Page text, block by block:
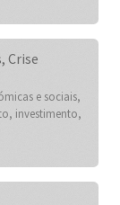
Crise
e sociais,
investimento,